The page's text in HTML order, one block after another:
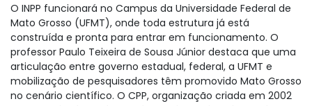
O INPP funcionará no Campus da Universidade Federal de
Mato Grosso (UFMT), onde toda estrutura já está
construída e pronta para entrar em funcionamento. O
professor Paulo Teixeira de Sousa Júnior destaca que uma
articulação entre governo estadual, federal, a UFMT e
mobilização de pesquisadores têm promovido Mato Grosso
no cenário científico. O CPP, organização criada em 2002